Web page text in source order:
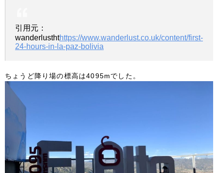
引用元：
wanderlusththttps://www.wanderlust.co.uk/content/first-
24-hours-in-la-paz-bolivia
ちょうど降り場の標高は4095mでした。